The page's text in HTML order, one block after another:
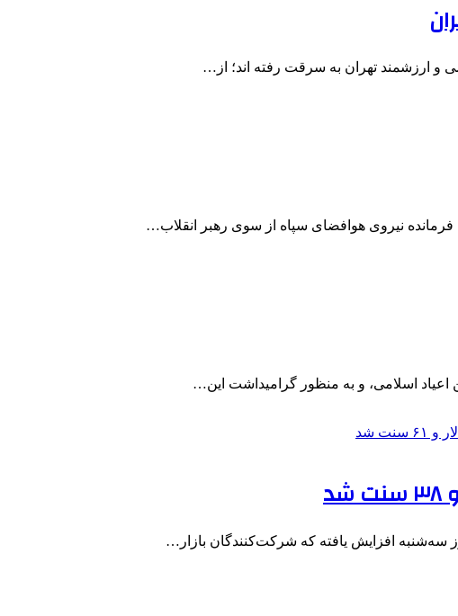
و ارزشمند تهران به سرقت رفته اند؛ از…
اسلامی، و به منظور گرامیداشت این…
سه‌شنبه افزایش یافته که شرکت‌کنندگان بازار…